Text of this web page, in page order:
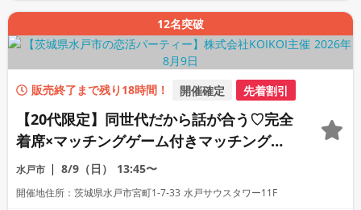
12名突破
販売終了まで残り18時間！ 開催確定 先着割引
【20代限定】同世代だから話が合う♡完全
着席×マッチングゲーム付きマッチングコ
ン
水戸市 8/9（日） 13:45〜
開催地住所：茨城県水戸市宮町1-7-33 水戸サウスタワー11F